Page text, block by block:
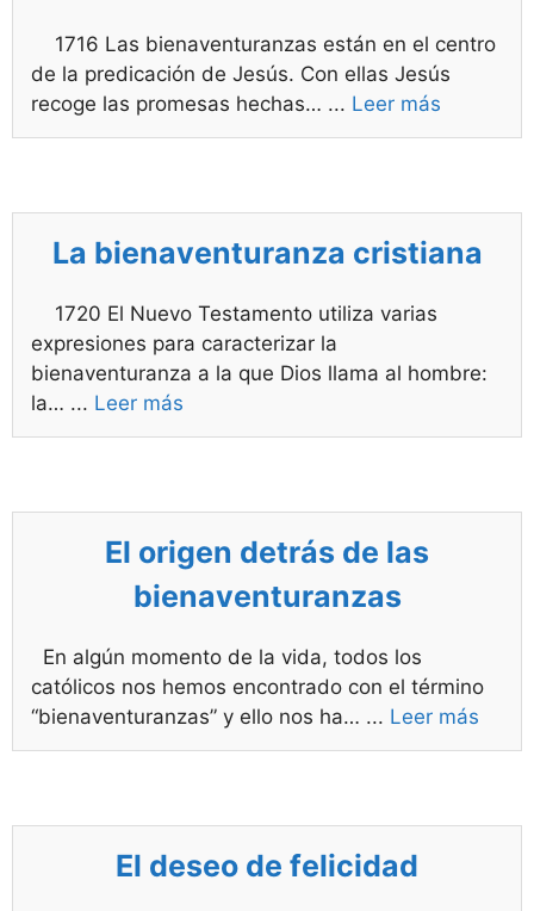
1716 Las bienaventuranzas están en el centro
de la predicación de Jesús. Con ellas Jesús
recoge las promesas hechas… ... Leer más
La bienaventuranza cristiana
1720 El Nuevo Testamento utiliza varias
expresiones para caracterizar la
bienaventuranza a la que Dios llama al hombre:
la… ... Leer más
El origen detrás de las
bienaventuranzas
En algún momento de la vida, todos los
católicos nos hemos encontrado con el término
“bienaventuranzas” y ello nos ha… ... Leer más
El deseo de felicidad